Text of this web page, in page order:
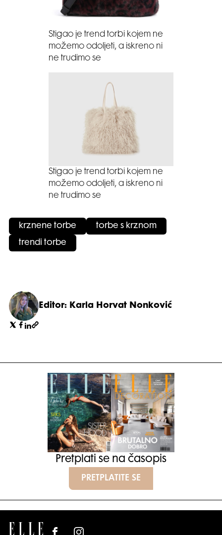
Stigao je trend torbi kojem ne
možemo odoljeti, a iskreno ni
ne trudimo se
Stigao je trend torbi kojem ne
možemo odoljeti, a iskreno ni
ne trudimo se
krznene torbe torbe s krznom
trendi torbe
Editor: Karla Horvat Nonković
Pretplati se na časopis
PRETPLATITE SE